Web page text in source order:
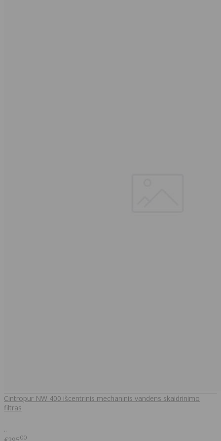
Cintropur NW 400 išcentrinis mechaninis vandens skaidrinimo
filtras
..
00